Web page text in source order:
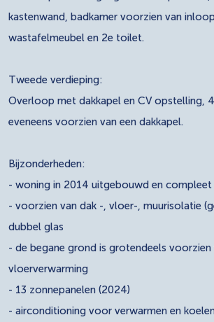
kastenwand, badkamer voorzien van
wastafelmeubel en 2e toilet.
Tweede verdieping:
Overloop met dakkapel en CV opstelling,
eveneens voorzien van een dakkapel.
Bijzonderheden:
- woning in 2014 uitgebouwd en compleet
- voorzien van dak -, vloer-, muurisolatie
dubbel glas
- de begane grond is grotendeels voorzien
vloerverwarming
- 13 zonnepanelen (2024)
- airconditioning voor verwarmen en